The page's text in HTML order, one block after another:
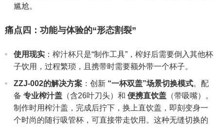
尴尬。
痛点四：功能与体验的“形态割裂”
使用现实 ：榨汁杯只是“制作工具”，榨好后需要倒入其他杯
子饮用，过程繁琐，且携带时需要额外带一个杯子。
ZZJ-002的解决方案 ：创新 “一杯双盖”场景切换模式。配
备 专业榨汁盖 （含26叶刀头）和 便携直饮盖 （带吸嘴）。
制作时用榨汁盖，完成后拧下，换上直饮盖，即刻变身一
个时尚的随行吸管杯，可直接带走饮用。这种无缝切换的